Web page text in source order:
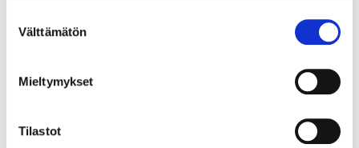
valinta
Välttämätön
Mieltymykset
Tilastot
Ritva Pihlaja, 045 3410 394,